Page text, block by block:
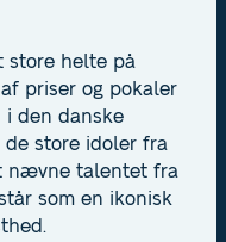
store helte på
priser og pokaler
i den danske
de store idoler fra
nævne talentet fra
som en ikonisk